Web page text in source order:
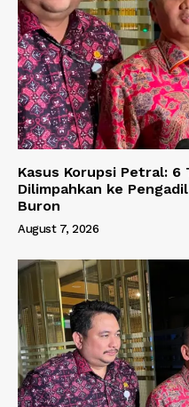
Kasus Korupsi Petral: 6
Dilimpahkan ke
Buron
August 7, 2026